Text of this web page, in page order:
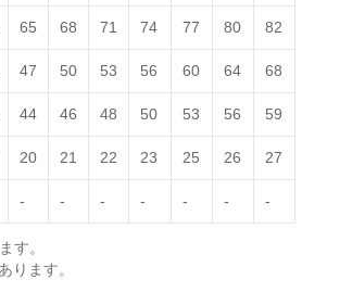
65 68 71 74 77 80 82
47 50 53 56 60 64 68
44 46 48 50 53 56 59
20 21 22 23 25 26 27
- - - - - - -
す。
ります。